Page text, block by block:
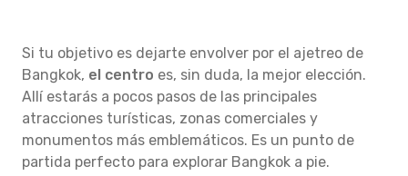
Si tu objetivo es dejarte envolver por el ajetreo de
Bangkok, el centro es, sin duda, la mejor elección.
Allí estarás a pocos pasos de las principales
atracciones turísticas, zonas comerciales y
monumentos más emblemáticos. Es un punto de
partida perfecto para explorar Bangkok a pie.